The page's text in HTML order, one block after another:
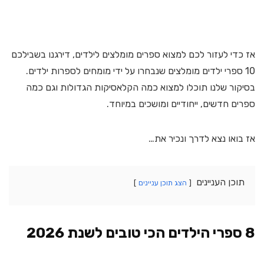
אז כדי לעזור לכם למצוא ספרים מומלצים לילדים, דירגנו בשבילכם
10 ספרי ילדים מומלצים שנבחרו על ידי מומחים לספרות ילדים.
בסיקור שלנו תוכלו למצוא כמה הקלאסיקות הגדולות וגם כמה
ספרים חדשים, ייחודיים ומושכים במיוחד.
אז בואו נצא לדרך ונכיר את…
תוכן העניינים הצג תוכן עניינים
8 ספרי הילדים הכי טובים לשנת 2026